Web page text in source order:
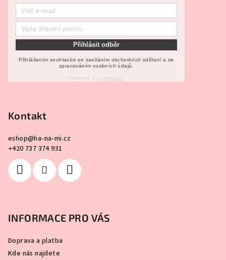
Přihlásit odběr
Přihlášením souhlasíte se zasíláním obchodních sdělení a se
zpracováním osobních údajů.
Powered by Leadhub
Kontakt
eshop@ha-na-mi.cz
+420 737 374 931
INFORMACE PRO VÁS
Doprava a platba
Kde nás najdete